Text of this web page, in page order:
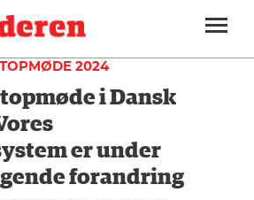
2024
i Dansk
er under
forandring